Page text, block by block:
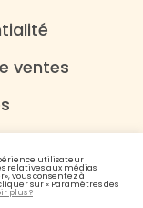
ventes
utilisateur
relatives aux médias
vous consentez à
sur « Paramètres des
plus ?